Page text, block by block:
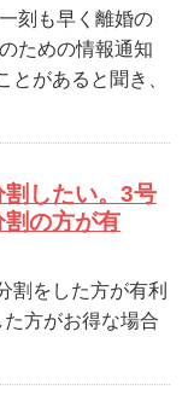
刻も早く離婚の
ための情報通知
があると聞き、
したい。3号
の方が有
割をした方が有利
方がお得な場合